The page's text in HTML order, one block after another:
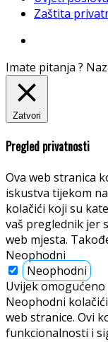
Zaštita
Imate pitanja ?
Zatvori
Pregled privatnosti
Ova web stranica
iskustva tijekom
kolačići koji su
vaš preglednik jer
web mjesta.
Neophodni
Neophodni
Uvijek omogućeno
Neophodni
web stranice. Ovi
funkcionalnosti i